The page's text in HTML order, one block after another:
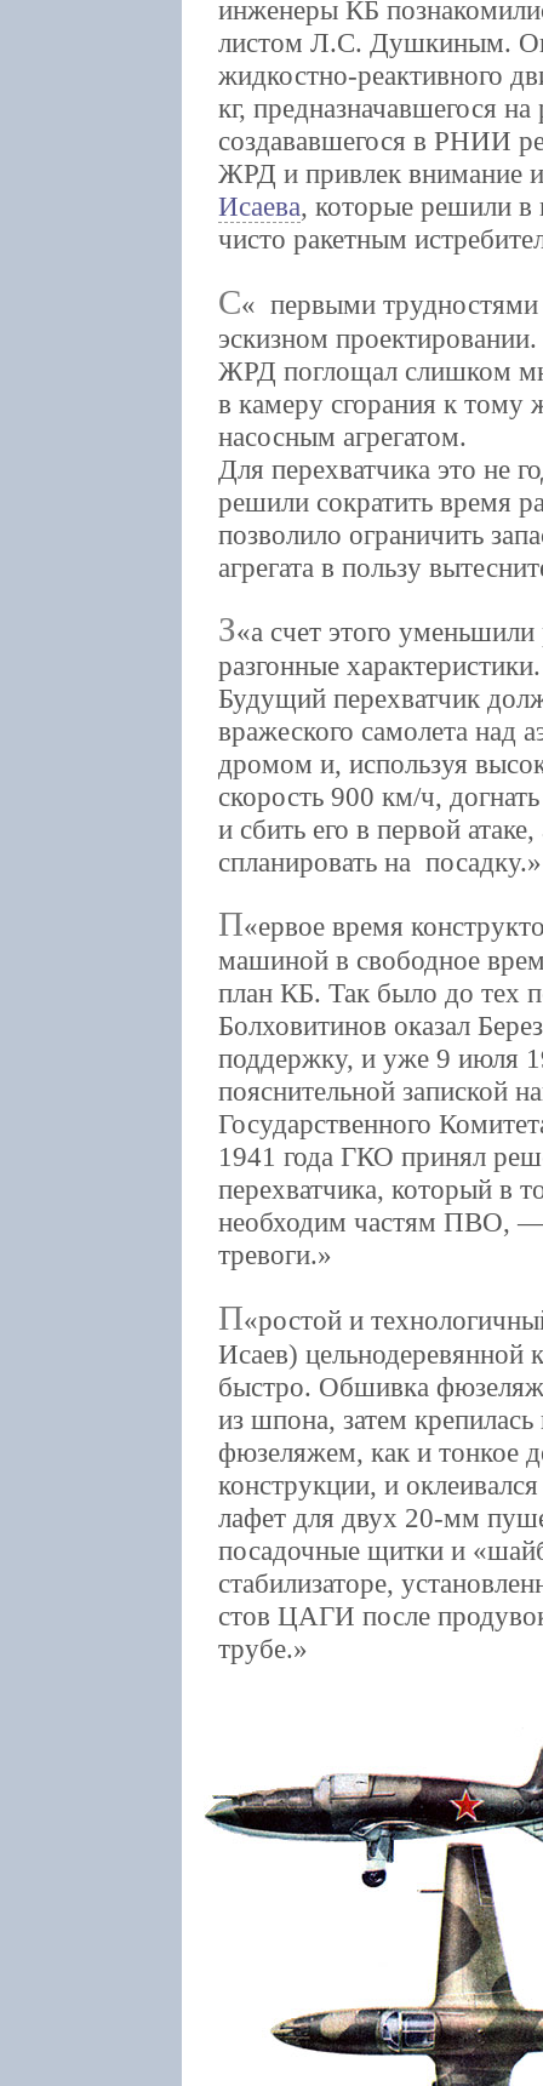
инженеры КБ
листом Л.С. Душкиным.
жидкостно-реактивного
кг, предназначавшегося
создававшегося в РНИИ
ЖРД и привлек внимание
Исаева, которые решили в
чисто ракетным
С
первыми трудностями
эскизном
ЖРД поглощал слишком
в камеру сгорания к
насосным агрегатом.
Для перехватчика это не
решили сократить время
позволило ограничить
агрегата в пользу
З а счет этого
разгонные характеристики.
Будущий перехватчик
вражеского самолета над
дромом и, используя
скорость 900 км/ч, догнать
и сбить его в первой
спланировать на посадку.
П ервое время
машиной в свободное
план КБ. Так было до тех
Болховитинов оказал
поддержку, и уже 9 июля
пояснительной запиской
Государственного
1941 года ГКО принял
перехватчика, который в
необходим частям ПВО,
тревоги.
П ростой и
Исаев) цельнодеревянной
быстро. Обшивка
из шпона, затем
фюзеляжем, как и тонкое
конструкции, и
лафет для двух 20-мм
посадочные щитки и
стабилизаторе,
стов ЦАГИ после
трубе.